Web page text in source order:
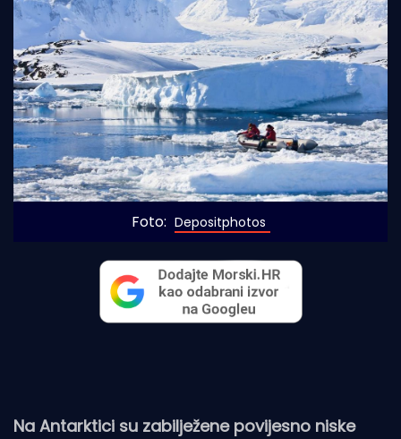
Foto: Depositphotos
Na Antarktici su zabilježene povijesno niske